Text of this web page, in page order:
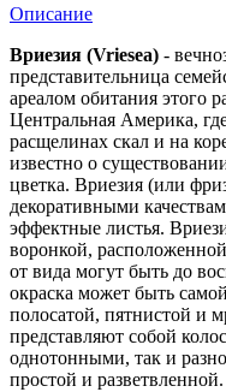
Описание
Вриезия (Vriesea) -
представительница
ареалом обитания этого
Центральная Америка,
расщелинах скал и на
известно о
цветка. Вриезия (или
декоративными
эффектные листья.
воронкой,
от вида могут быть до
окраска может быть
полосатой, пятнистой и
представляют собой
однотонными, так и
простой и